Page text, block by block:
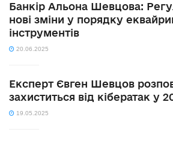
Банкір Альона Шевцова:
нові зміни у порядку
інструментів
20.06.2025
Експерт Євген Шевцов
захиститься від кібератак у
19.05.2025